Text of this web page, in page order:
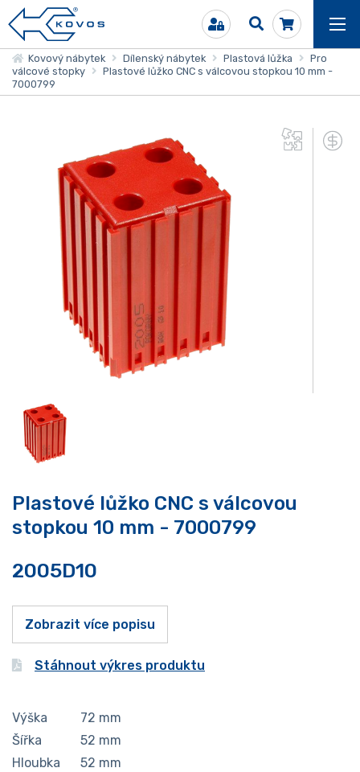
Kovový nábytek Dílenský nábytek Plastová lůžka
Pro
válcové stopky
Plastové lůžko CNC s válcovou stopkou 10 mm -
7000799
Plastové lůžko CNC s válcovou
stopkou 10 mm - 7000799
2005D10
Zobrazit více popisu
Stáhnout výkres produktu
Výška 72 mm
Šířka
52 mm
Hloubka
52 mm